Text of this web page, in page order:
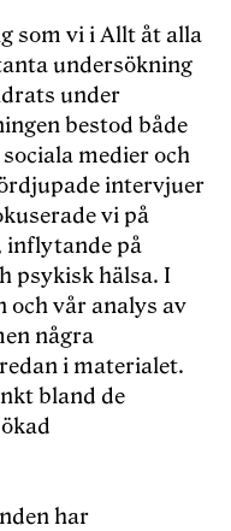
som vi i Allt åt alla
undersökning
under
bestod både
medier och
intervjuer
vi på
inflytande på
psykisk hälsa. I
vår analys av
några
i materialet.
bland de
har